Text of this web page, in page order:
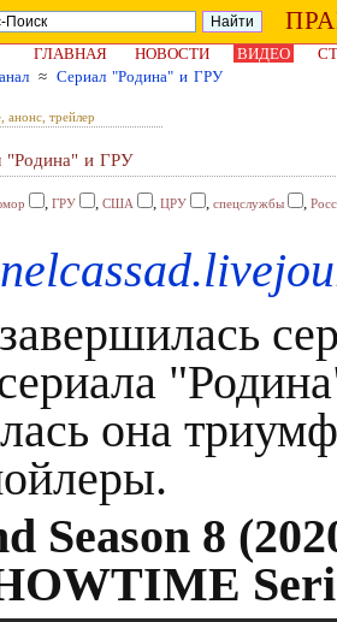
ГЛАВНАЯ НОВОСТИ ВИДЕО
≈ Сериал "Родина" и ГРУ
анонс, трейлер
"Родина" и ГРУ
, ГРУ , США , ЦРУ , спецслужбы ,
она
Season 8